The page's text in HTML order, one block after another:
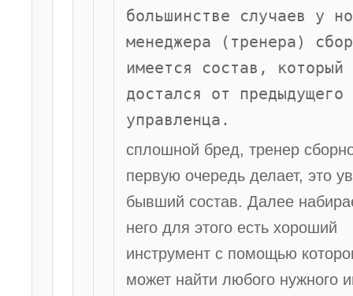
большинстве случаев у
менеджера (тренера)
имеется состав, который
достался от предыдущего
управленца.
сплошной бред, тренер
первую очередь делает, это
бывший состав. Далее
него для этого есть хороший
инструмент с помощью
может найти любого нужного